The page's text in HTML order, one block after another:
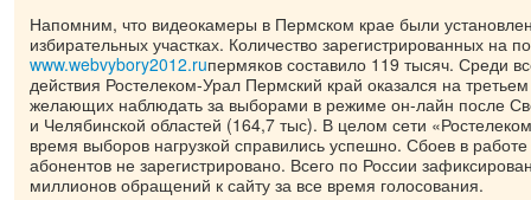
Напомним, что видеокамеры в Пермском крае были
избирательных участках. Количество зарегистрированных на
www.webvybory2012.ruпермяков составило 119 тысяч. Среди
действия Ростелеком-Урал Пермский край оказался на
желающих наблюдать за выборами в режиме он-лайн после
и Челябинской областей (164,7 тыс). В целом сети
время выборов нагрузкой справились успешно. Сбоев в
абонентов не зарегистрировано. Всего по России
миллионов обращений к сайту за все время голосования.